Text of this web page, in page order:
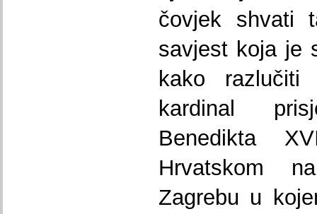
čovjek shvati
savjest koja je
kako
kardinal
Benedikta
Hrvatskom
Zagrebu u